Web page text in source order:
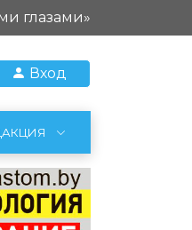
глазами»
Вход